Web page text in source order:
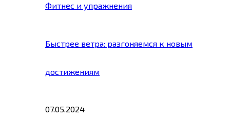
Фитнес и упражнения
Быстрее ветра: разгоняемся к новым
достижениям
07.05.2024